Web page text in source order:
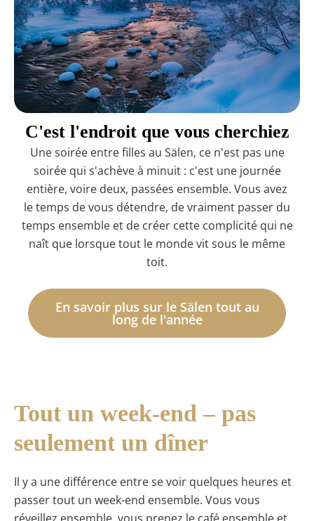
C'est l'endroit que vous cherchiez
Une soirée entre filles au Sälen, ce n'est pas une
soirée qui s'achève à minuit : c'est une journée
entière, voire deux, passées ensemble. Vous avez
le temps de vous détendre, de vraiment passer du
temps ensemble et de créer cette complicité qui ne
naît que lorsque tout le monde vit sous le même
toit.
En savoir plus sur le Sälen tout au
long de l'année
Tout un week-end – pas
seulement un dîner
Il y a une différence entre se voir quelques heures et
passer tout un week-end ensemble. Vous vous